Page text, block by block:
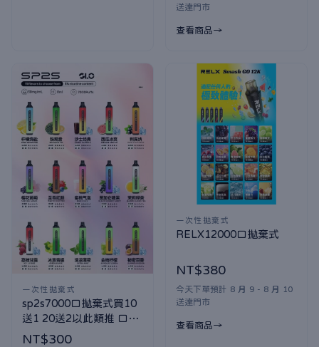
送達門市
查看商品
一次性拋棄式
sp2s7000口拋棄式買10
送1 20送2以此類推 口味
隨機贈送
NT$300
一次性拋棄式
RELX12000口拋棄式
NT$380
今天下單預計 8 月 9 - 8 月 10
送達門市
查看商品